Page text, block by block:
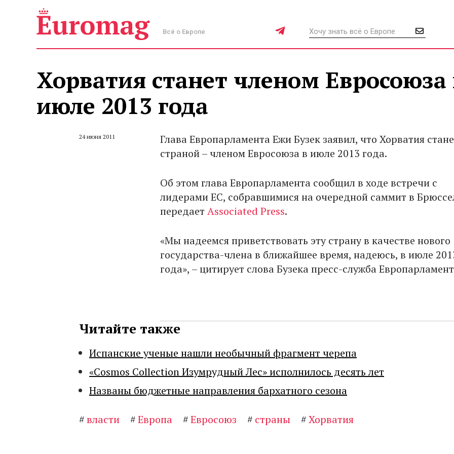
Всё о Европе
Хорватия станет членом Евросоюза
июле 2013 года
24 июня 2011
Глава Европарламента Ежи Бузек заявил, что Хорватия
страной – членом Евросоюза в июле 2013 года.
Об этом глава Европарламента сообщил в ходе встречи с
лидерами ЕС, собравшимися на очередной саммит в
передает Associated Press.
«Мы надеемся приветствовать эту страну в качестве нового
государства-члена в ближайшее время, надеюсь, в июле
года», – цитирует слова Бузека пресс-служба
Читайте также
Испанские ученые нашли необычный фрагмент черепа
«Cosmos Collection Изумрудный Лес» исполнилось десять лет
Названы бюджетные направления бархатного сезона
#власти #Европа #Евросоюз # страны #Хорватия